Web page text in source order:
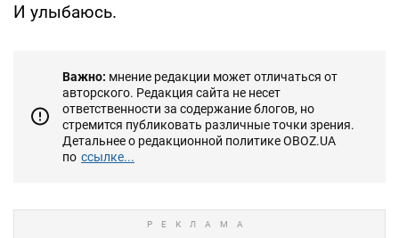
И улыбаюсь.
Важно: мнение редакции может отличаться от
авторского. Редакция сайта не несет
ответственности за содержание блогов, но
стремится публиковать различные точки зрения.
Детальнее о редакционной политике OBOZ.UA
по ссылке...